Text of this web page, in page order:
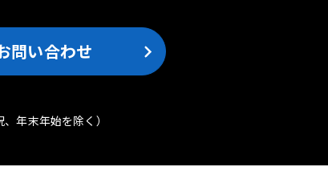
問い合わせ
、年末年始を除く）